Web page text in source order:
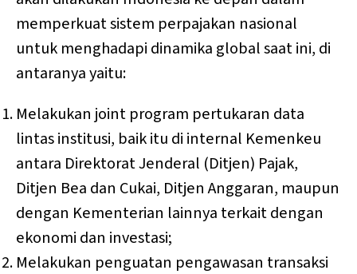
memperkuat sistem perpajakan nasional
untuk menghadapi dinamika global saat ini, di
antaranya yaitu:
Melakukan joint program pertukaran data
lintas institusi, baik itu di internal Kemenkeu
antara Direktorat Jenderal (Ditjen) Pajak,
Ditjen Bea dan Cukai, Ditjen Anggaran, maupun
dengan Kementerian lainnya terkait dengan
ekonomi dan investasi;
Melakukan penguatan pengawasan transaksi